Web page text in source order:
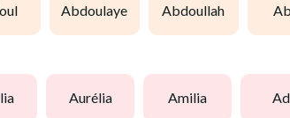
abdoulaye abdoullah
aurélia amilia